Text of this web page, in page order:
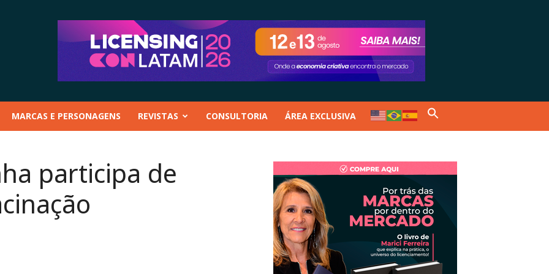
MARCAS E PERSONAGENS REVISTAS CONSULTORIA ÁREA EXCLUSIVA
participa de